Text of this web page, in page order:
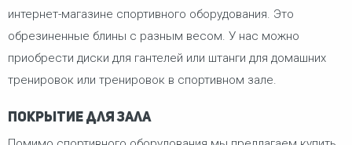
интернет-магазине спортивного оборудования. Это
обрезиненные блины с разным весом. У нас можно
приобрести диски для гантелей или штанги для домашних
тренировок или тренировок в спортивном зале.
Покрытие для зала